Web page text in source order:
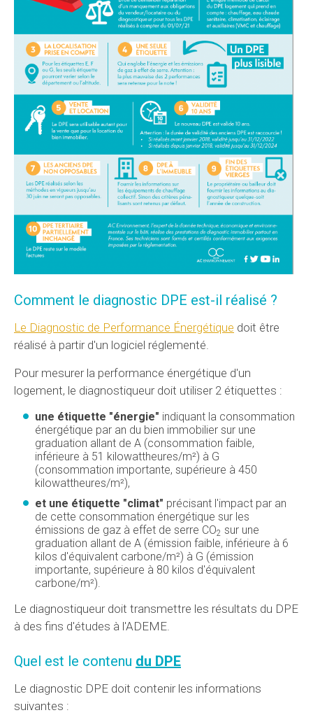
Comment le diagnostic DPE est-il réalisé ?
Le Diagnostic de Performance Énergétique doit être
réalisé à partir d'un logiciel réglementé.
Pour mesurer la performance énergétique d'un
logement, le diagnostiqueur doit utiliser 2 étiquettes :
une étiquette "énergie" indiquant la consommation
énergétique par an du bien immobilier sur une
graduation allant de A (consommation faible,
inférieure à 51 kilowattheures/m²) à G
(consommation importante, supérieure à 450
kilowattheures/m²),
et une étiquette "climat" précisant l'impact par an
de cette consommation énergétique sur les
émissions de gaz à effet de serre CO2 sur une
graduation allant de A (émission faible, inférieure à 6
kilos d'équivalent carbone/m²) à G (émission
importante, supérieure à 80 kilos d'équivalent
carbone/m²).
Le diagnostiqueur doit transmettre les résultats du DPE
à des fins d'études à l'ADEME.
Quel est le contenu du DPE
Le diagnostic DPE doit contenir les informations
suivantes :